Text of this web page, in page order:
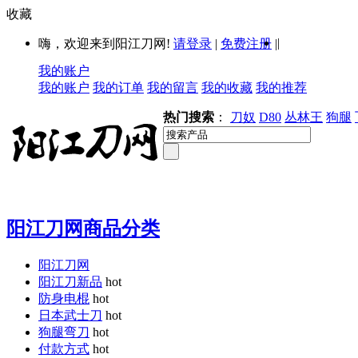
收藏
嗨，欢迎来到阳江刀网! 请登录 | 免费注册 ||
我的账户
我的账户 我的订单 我的留言 我的收藏 我的推荐
热门搜索 ： 刀奴 D80 丛林王 狗腿
阳江刀网商品分类
阳江刀网
阳江刀新品 hot
防身电棍 hot
日本武士刀 hot
狗腿弯刀 hot
付款方式 hot